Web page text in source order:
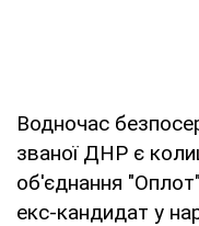
Водночас
званої ДНР є
об'єднання
екс-кандидат у